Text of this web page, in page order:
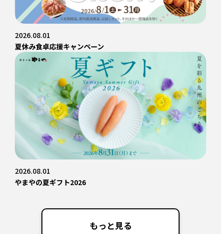
2026.08.01
夏休み食卓応援キャンペーン
2026.08.01
やまやの夏ギフト2026
もっと見る